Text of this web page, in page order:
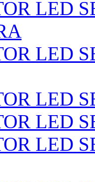
LED
LED
LED
LED
LED